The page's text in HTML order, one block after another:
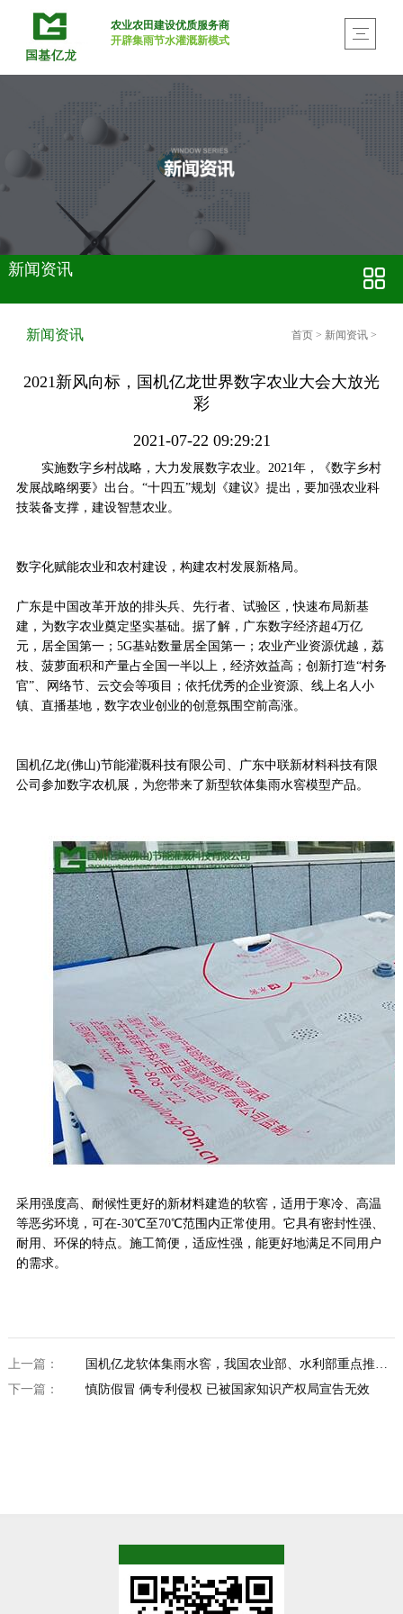
农业农田建设优质服务商
开辟集雨节水灌溉新模式
新闻资讯
新闻资讯 首页> 新闻资讯 >
2021新风向标，国机亿龙世界数字农业大会大放光
彩
2021-07-22 09:29:21
实施数字乡村战略，大力发展数字农业。2021年，《数字乡村
发展战略纲要》出台。“十四五”规划《建议》提出，要加强农业科
技装备支撑，建设智慧农业。
数字化赋能农业和农村建设，构建农村发展新格局。
广东是中国改革开放的排头兵、先行者、试验区，快速布局新基
建，为数字农业奠定坚实基础。据了解，广东数字经济超4万亿
元，居全国第一；5G基站数量居全国第一；农业产业资源优越，荔
枝、菠萝面积和产量占全国一半以上，经济效益高；创新打造“村务
官”、网络节、云交会等项目；依托优秀的企业资源、线上名人小
镇、直播基地，数字农业创业的创意氛围空前高涨。
国机亿龙(佛山)节能灌溉科技有限公司、广东中联新材料科技有限
公司参加数字农机展，为您带来了新型软体集雨水窖模型产品。
采用强度高、耐候性更好的新材料建造的软窖，适用于寒冷、高温
等恶劣环境，可在-30℃至70℃范围内正常使用。它具有密封性强、
耐用、环保的特点。施工简便，适应性强，能更好地满足不同用户
的需求。
上一篇：
国机亿龙软体集雨水窖，我国农业部、水利部重点推广
节水灌溉技术
下一篇： 慎防假冒 俩专利侵权 已被国家知识产权局宣告无效